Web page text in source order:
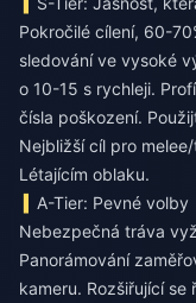
Pokročilé cílení, 60-
sledování ve vysoké
o 10-15 s rychleji.
čísla poškození.
Nejbližší cíl pro
Létajícím oblaku.
A-Tier: Pevné volby
Nebezpečná tráva
Panorámování
kameru. Rozšiřující se